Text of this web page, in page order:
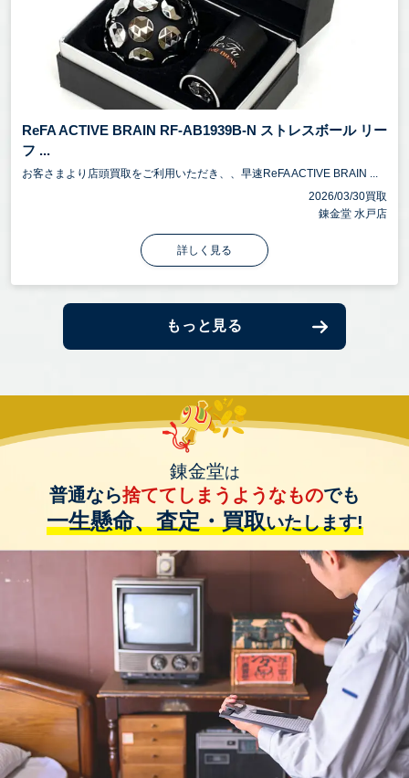
ReFA ACTIVE BRAIN RF-AB1939B-N ストレスボール リー
フ ...
お客さまより店頭買取をご利用いただき、、早速ReFA ACTIVE BRAIN ...
2026/03/30買取
錬金堂 水戸店
詳しく見る
もっと見る
錬金堂は
普通なら捨ててしまうようなものでも
一生懸命、査定・買取いたします!